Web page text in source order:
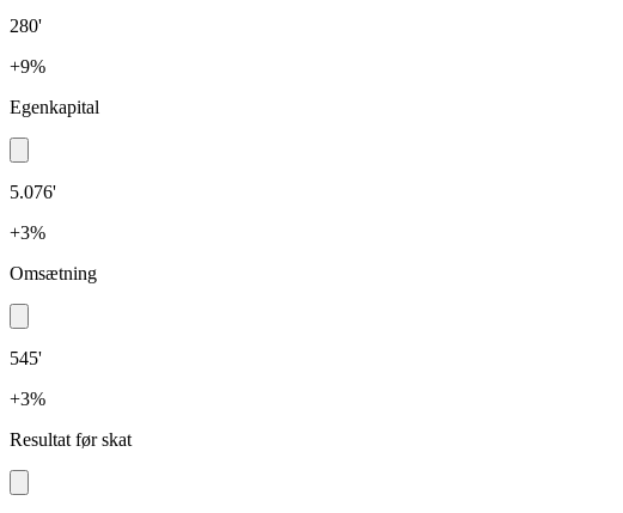
280'
+9%
Egenkapital
5.076'
+3%
Omsætning
545'
+3%
Resultat før skat